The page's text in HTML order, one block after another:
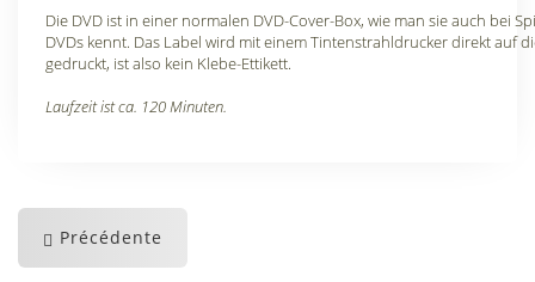
Die DVD ist in einer normalen DVD-Cover-Box, wie man sie auch bei
DVDs kennt. Das Label wird mit einem Tintenstrahldrucker direkt auf
gedruckt, ist also kein Klebe-Ettikett.
Laufzeit ist ca. 120 Minuten.
Précédente